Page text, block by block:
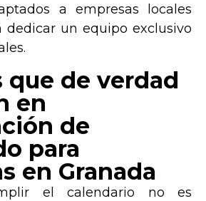
a empresas locales
dedicar un equipo exclusivo
que de verdad
en
de
para
en Granada
el calendario no es